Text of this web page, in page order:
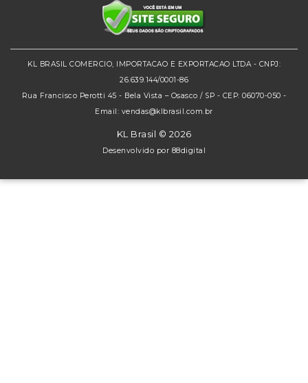
KL BRASIL COMERCIO, IMPORTACAO E EXPORTACAO LTDA - CNPJ:
26.639.144/0001-86
Rua Francisco Perotti 45 - Bela Vista – Osasco / SP - CEP: 06070-050 -
Email: vendas@klbrasil.com.br
KL Brasil © 2026
Desenvolvido por 88digital